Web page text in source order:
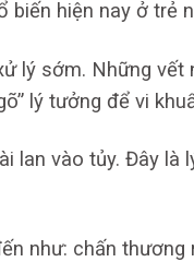
biến hiện nay ở trẻ
lý sớm. Những
lý tưởng để vi
lan vào tủy. Đây là
như: chấn